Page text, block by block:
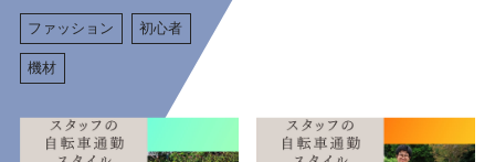
ファッション 初心者
機材